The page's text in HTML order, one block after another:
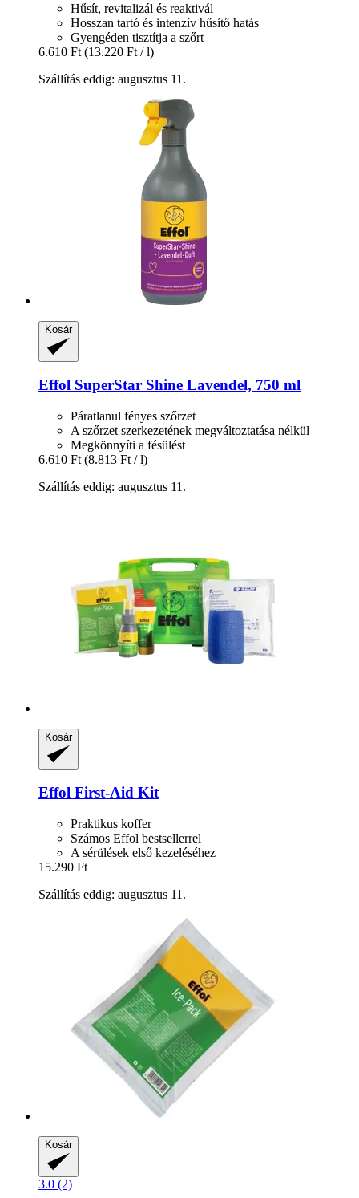
Hűsít, revitalizál és reaktivál
Hosszan tartó és intenzív hűsítő hatás
Gyengéden tisztítja a szőrt
6.610 Ft (13.220 Ft / l)
Szállítás eddig: augusztus 11.
Kosár
Effol SuperStar Shine Lavendel, 750 ml
Páratlanul fényes szőrzet
A szőrzet szerkezetének megváltoztatása nélkül
Megkönnyíti a fésülést
6.610 Ft (8.813 Ft / l)
Szállítás eddig: augusztus 11.
Kosár
Effol First-​Aid Kit
Praktikus koffer
Számos Effol bestsellerrel
A sérülések első kezeléséhez
15.290 Ft
Szállítás eddig: augusztus 11.
Kosár
3.0 (2)